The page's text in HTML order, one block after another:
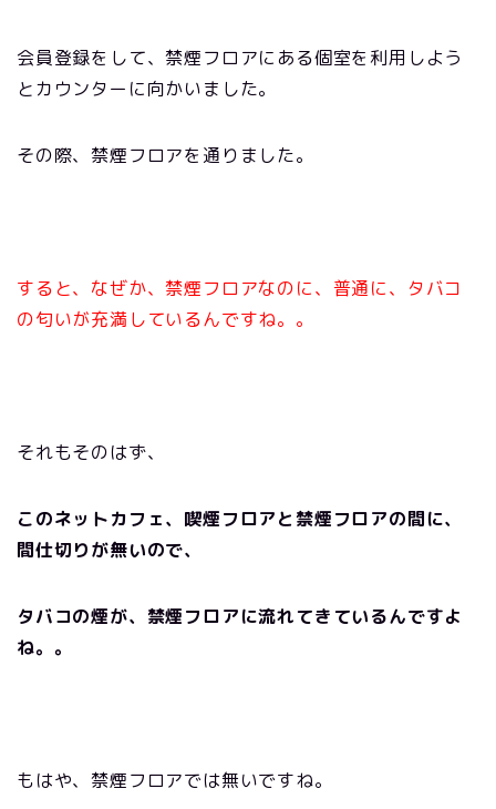
会員登録をして、禁煙フロアにある個室を利用しよう
とカウンターに向かいました。
その際、禁煙フロアを通りました。
すると、なぜか、禁煙フロアなのに、普通に、タバコ
の匂いが充満しているんですね。。
それもそのはず、
このネットカフェ、喫煙フロアと禁煙フロアの間に、
間仕切りが無いので、
タバコの煙が、禁煙フロアに流れてきているんですよ
ね。。
もはや、禁煙フロアでは無いですね。